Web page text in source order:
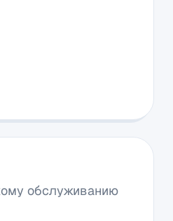
обслуживанию